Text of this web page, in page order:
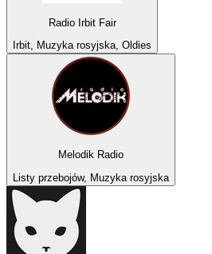
Radio Irbit Fair
Irbit, Muzyka rosyjska, Oldies
Melodik Radio
Listy przebojów, Muzyka rosyjska